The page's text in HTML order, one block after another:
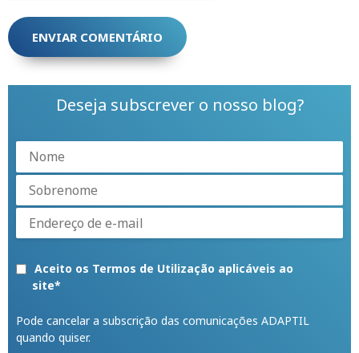
Deseja subscrever o nosso blog?
Aceito os Termos de Utilização aplicáveis ao
site*
Pode cancelar a subscrição das comunicações ADAPTIL
quando quiser.